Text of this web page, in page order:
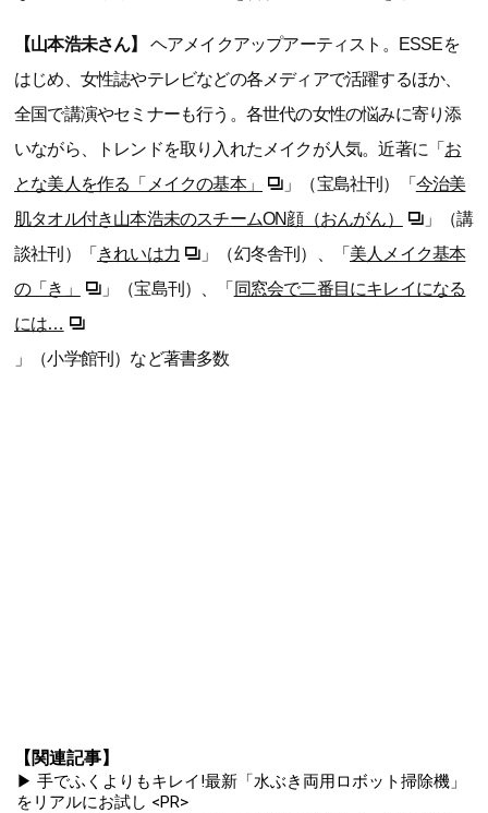
【山本浩未さん】
ヘアメイクアップアーティスト。ESSEを
はじめ、女性誌やテレビなどの各メディアで活躍するほか、
全国で講演やセミナーも行う。各世代の女性の悩みに寄り添
いながら、トレンドを取り入れたメイクが人気。近著に「 お
とな美人を作る「メイクの基本」
」（宝島社刊）「 今治美
肌タオル付き山本浩未のスチームON顔（おんがん）
」（講
談社刊）「 きれいは力 」（幻冬舎刊）、「 美人メイク基本
の「き」
」（宝島刊）、「 同窓会で二番目にキレイになる
には…
」（小学館刊）など著書多数
【関連記事】
▶ 手でふくよりもキレイ!最新「水ぶき両用ロボット掃除機」
をリアルにお試し <PR>